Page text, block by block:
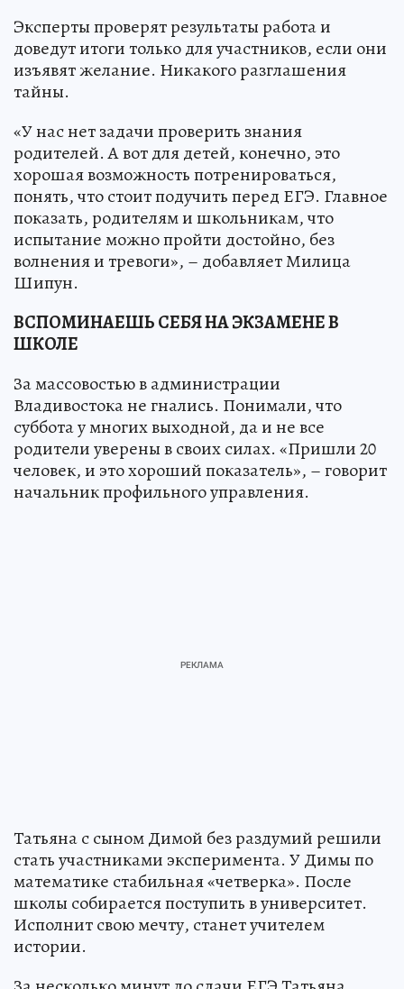
Эксперты проверят результаты работа и
доведут итоги только для участников, если они
изъявят желание. Никакого разглашения
тайны.
«У нас нет задачи проверить знания
родителей. А вот для детей, конечно, это
хорошая возможность потренироваться,
понять, что стоит подучить перед ЕГЭ. Главное
показать, родителям и школьникам, что
испытание можно пройти достойно, без
волнения и тревоги», – добавляет Милица
Шипун.
ВСПОМИНАЕШЬ СЕБЯ НА ЭКЗАМЕНЕ В
ШКОЛЕ
За массовостью в администрации
Владивостока не гнались. Понимали, что
суббота у многих выходной, да и не все
родители уверены в своих силах. «Пришли 20
человек, и это хороший показатель», – говорит
начальник профильного управления.
Татьяна с сыном Димой без раздумий решили
стать участниками эксперимента. У Димы по
математике стабильная «четверка». После
школы собирается поступить в университет.
Исполнит свою мечту, станет учителем
истории.